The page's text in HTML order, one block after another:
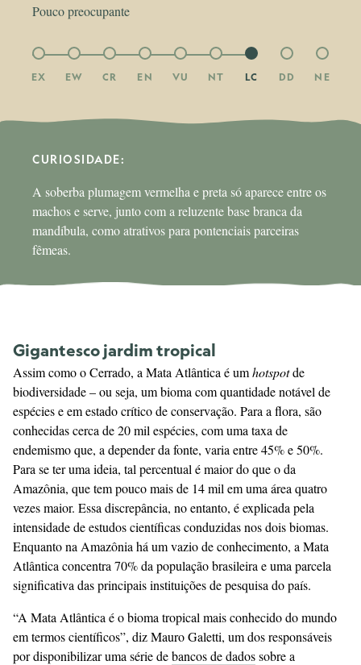
Pouco preocupante
EX EW CR EN VU NT LC DD NE
CURIOSIDADE:
A soberba plumagem vermelha e preta só aparece entre os
machos e serve, junto com a reluzente base branca da
mandíbula, como atrativos para pontenciais parceiras
fêmeas.
Gigantesco jardim tropical
Assim como o Cerrado, a Mata Atlântica é umhotspotde
biodiversidade – ou seja, um bioma com quantidade notável de
espécies e em estado crítico de conservação. Para a flora, são
conhecidas cerca de 20 mil espécies, com uma taxa de
endemismo que, a depender da fonte, varia entre 45% e 50%.
Para se ter uma ideia, tal percentual é maior do que o da
Amazônia, que tem pouco mais de 14 mil em uma área quatro
vezes maior. Essa discrepância, no entanto, é explicada pela
intensidade de estudos científicas conduzidas nos dois biomas.
Enquanto na Amazônia há um vazio de conhecimento, a Mata
Atlântica concentra 70% da população brasileira e uma parcela
significativa das principais instituições de pesquisa do país.
“A Mata Atlântica é o bioma tropical mais conhecido do mundo
em termos científicos”, diz Mauro Galetti, um dos responsáveis
por disponibilizar uma série debancos de dadossobre a